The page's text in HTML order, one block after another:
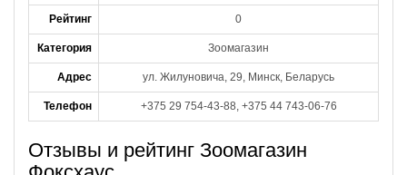
Рейтинг 0
Категория Зоомагазин
Адрес ул. Жилуновича, 29, Минск, Беларусь
Телефон +375 29 754-43-88, +375 44 743-06-76
Отзывы и рейтинг Зоомагазин